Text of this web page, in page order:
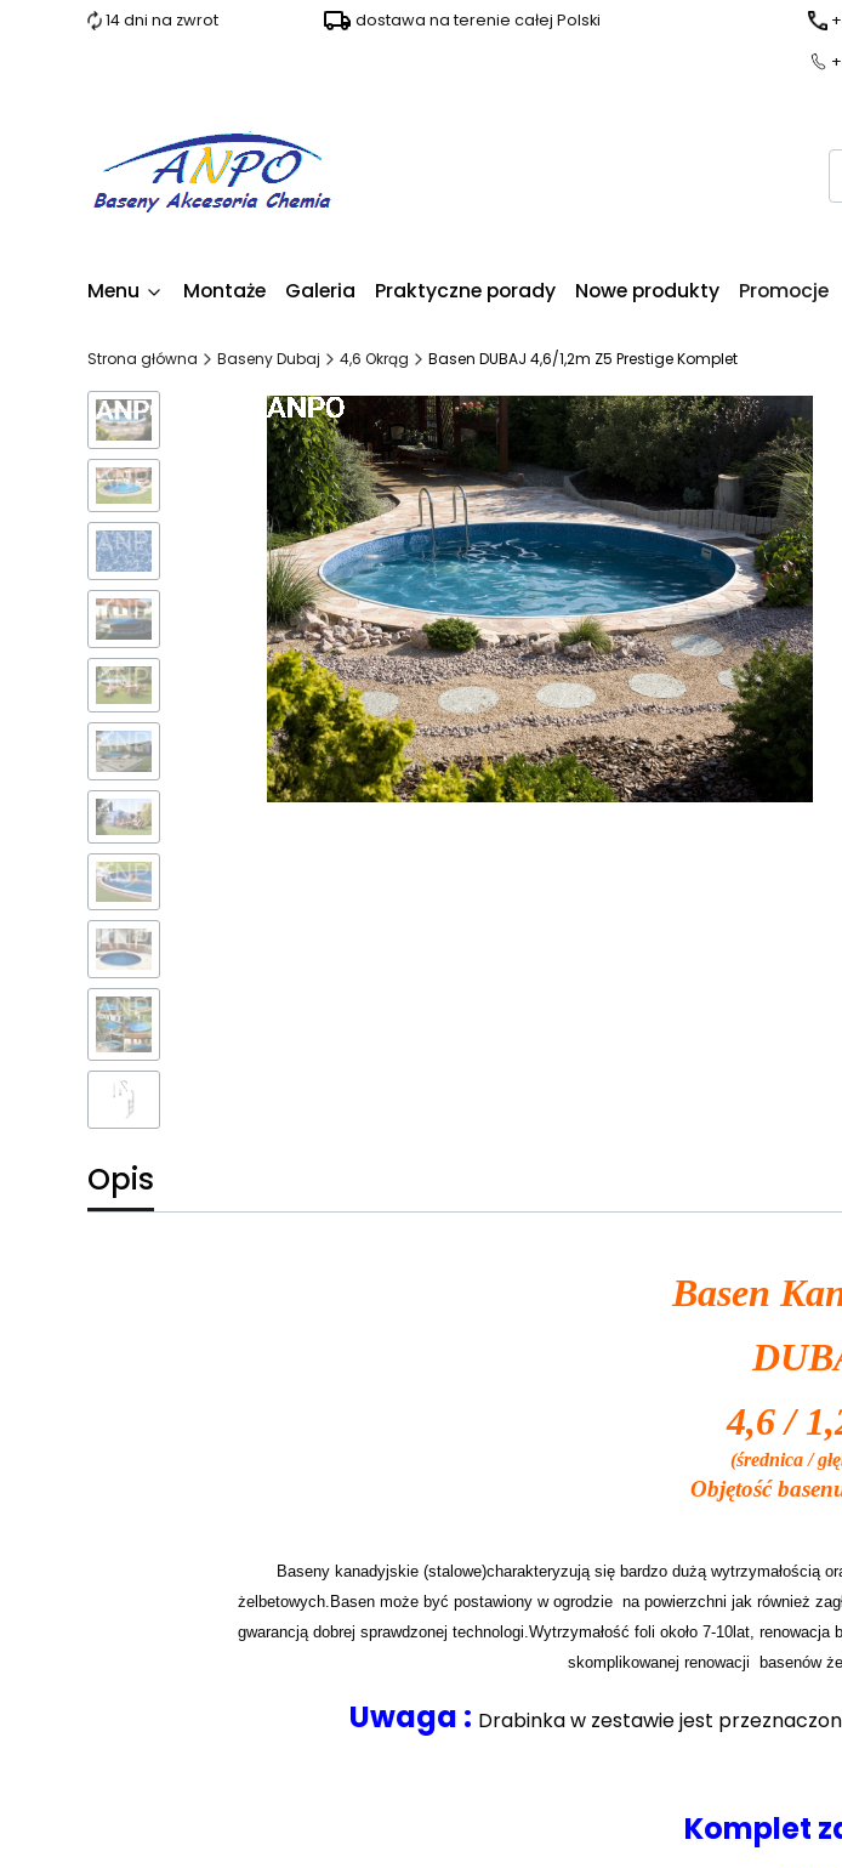
14 dni na zwrot dostawa na terenie całej Polski
Menu Montaże Galeria Praktyczne porady Nowe produkty Promocje
Strona główna Baseny Dubaj 4,6 Okrąg Basen DUBAJ 4,6/1,2m Z5 Prestige Komplet
Opis
Basen
4,6 /
(średnica /
Objętość
Baseny kanadyjskie (stalowe)charakteryzują się bardzo dużą wytrzymałością
żelbetowych.Basen może być postawiony w ogrodzie na powierzchni jak również
gwarancją dobrej sprawdzonej technologi.Wytrzymałość foli około 7-10lat,
skomplikowanej renowacji basenów
Uwaga : Drabinka w zestawie jest
Komplet